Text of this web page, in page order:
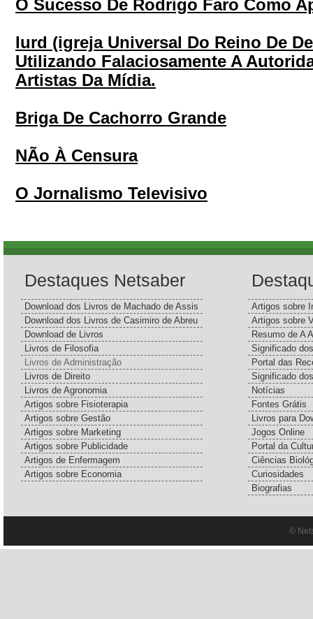
O Sucesso De Rodrigo Faro Como
Iurd (igreja Universal Do Reino De
Utilizando Falaciosamente A
Artistas Da Mídia.
Briga De Cachorro Grande
NÃo À Censura
O Jornalismo Televisivo
Destaques Netsaber
Download dos Livros de Machado de Assis
Download dos Livros de Casimiro de Abreu
Download de Livros
Livros de Filosofia
Livros de Administração
Livros de Direito
Livros de Agronomia
Artigos sobre Fisioterapia
Artigos sobre Gestão
Artigos sobre Marketing
Artigos sobre Publicidade
Artigos de Enfermagem
Artigos sobre Economia
Artigos sobre
Artigos sobre
Resumo de A
Significado
Portal das
Significado
Notícias
Fontes Grátis
Livros para
Jogos Online
Portal da
Ciências
Curiosidades
Biografias
©